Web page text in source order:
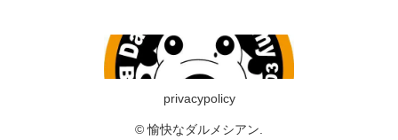
privacypolicy
© 愉快なダルメシアン.